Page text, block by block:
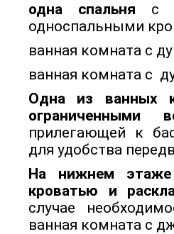
одна спальня с
односпальными
ванная комната с
ванная комната с
Одна из ванных
ограниченными
прилегающей к
для удобства
На нижнем этаже
кроватью и
случае
ванная комната с